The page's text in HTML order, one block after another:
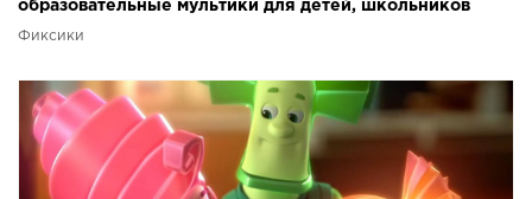
образовательные мультики для детей, школьников
Фиксики